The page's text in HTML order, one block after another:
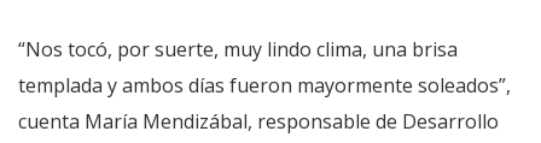
“Nos tocó, por suerte, muy lindo clima, una brisa
templada y ambos días fueron mayormente soleados”,
cuenta María Mendizábal, responsable de Desarrollo